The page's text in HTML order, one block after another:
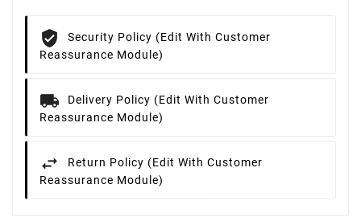
Security Policy (edit With Customer
Reassurance Module)
Delivery Policy (edit With Customer
Reassurance Module)
Return Policy (edit With Customer
Reassurance Module)